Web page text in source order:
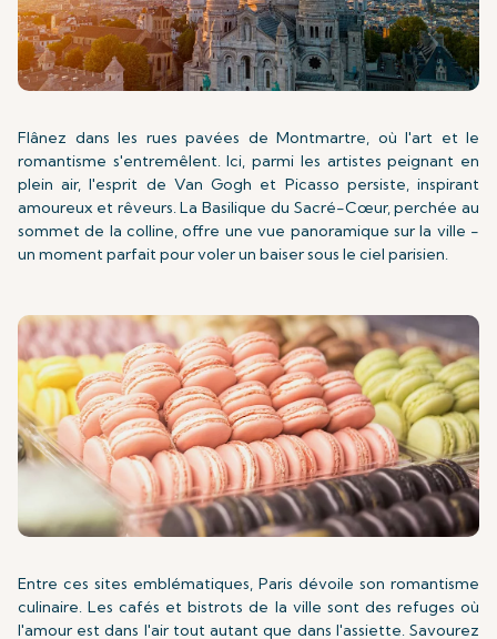
Flânez dans les rues pavées de Montmartre, où l'art et le
romantisme s'entremêlent. Ici, parmi les artistes peignant en
plein air, l'esprit de Van Gogh et Picasso persiste, inspirant
amoureux et rêveurs. La Basilique du Sacré-Cœur, perchée au
sommet de la colline, offre une vue panoramique sur la ville -
un moment parfait pour voler un baiser sous le ciel parisien.
Entre ces sites emblématiques, Paris dévoile son romantisme
culinaire. Les cafés et bistrots de la ville sont des refuges où
l'amour est dans l'air tout autant que dans l'assiette. Savourez